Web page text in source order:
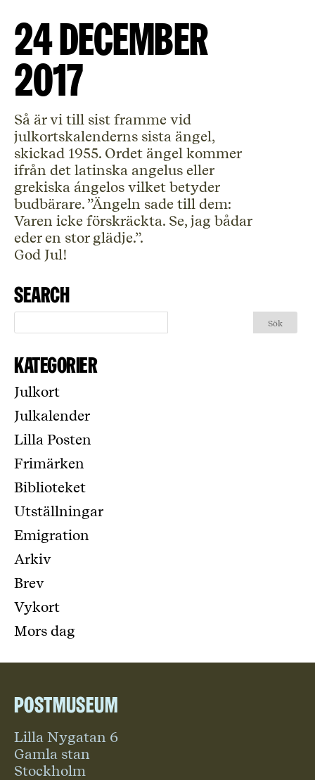
24 december
2017
Så är vi till sist framme vid
julkortskalenderns sista ängel,
skickad 1955. Ordet ängel kommer
ifrån det latinska angelus eller
grekiska ángelos vilket betyder
budbärare. ”Ängeln sade till dem:
Varen icke förskräckta. Se, jag bådar
eder en stor glädje.”.
God Jul!
Search
Kategorier
Julkort
Julkalender
Lilla Posten
Frimärken
Biblioteket
Utställningar
Emigration
Arkiv
Brev
Vykort
Mors dag
Postmuseum
Lilla Nygatan 6
Gamla stan
Stockholm